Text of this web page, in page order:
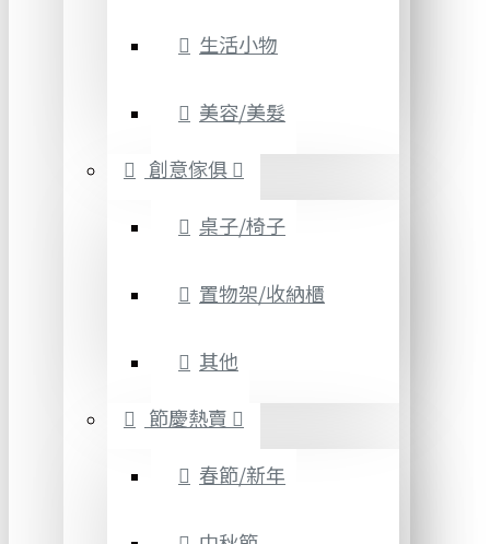
生活小物
美容/美髮
創意傢俱
桌子/椅子
置物架/收納櫃
其他
節慶熱賣
春節/新年